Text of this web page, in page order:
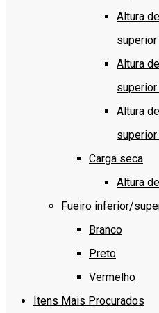
Altura
Altura
Altura
Carga seca
Altura
Fueiro inferior/
Branco
Preto
Vermelho
Itens Mais Procurados